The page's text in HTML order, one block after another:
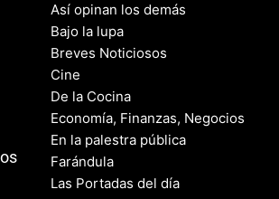
Así opinan los demás
Bajo la lupa
Breves Noticiosos
Cine
De la Cocina
Economía, Finanzas, Negocios
En la palestra pública
Farándula
Las Portadas del día